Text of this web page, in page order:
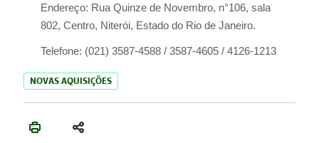
Endereço: Rua Quinze de Novembro, n°106, sala
802, Centro, Niterói, Estado do Rio de Janeiro.
Telefone: (021) 3587-4588 / 3587-4605 / 4126-1213
NOVAS AQUISIÇÕES